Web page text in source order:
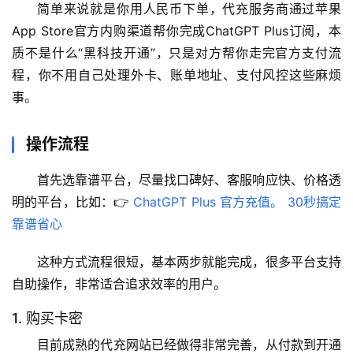
简单来说就是你用人民币下单，代充服务商通过苹果
App Store官方内购渠道帮你完成ChatGPT Plus订阅，本
质不是什么“黑科技开通”，只是对方帮你走完官方支付流
程，你不用自己处理外卡、账单地址、支付风控这些麻烦
事。
操作流程
首先选靠谱平台，尽量找口碑好、客服响应快、价格透
明的平台，比如：👉 ChatGPT Plus 官方充值。 30秒搞定
靠谱省心
这种方式流程很短，基本两步就能完成，很多平台支持
自助操作，非常适合追求效率的用户。
1. 购买卡密
目前成熟的代充网站已经做得非常完善，从付款到开通